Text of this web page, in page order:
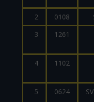
2 0108
3
1261
4 1102
5 0624